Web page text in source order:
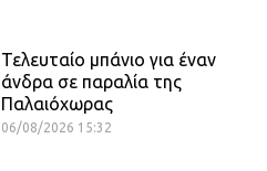
Τελευταίο μπάνιο για έναν
άνδρα σε παραλία της
Παλαιόχωρας
06/08/2026 15:32